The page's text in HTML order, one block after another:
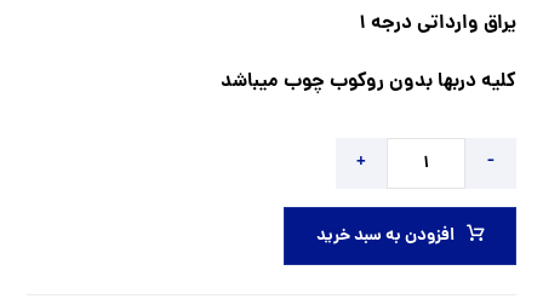
یراق وارداتی درجه 1
کلیه دربها بدون روکوب چوب میباشد
-
+
افزودن به سبد خرید